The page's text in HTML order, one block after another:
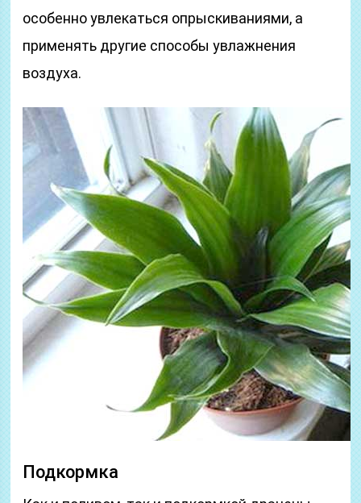
особенно увлекаться опрыскиваниями, а
применять другие способы увлажнения
воздуха.
Подкормка